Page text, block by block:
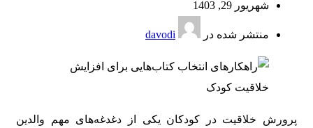
شهریور 29, 1403
منتشر شده در davodi
پرورش خلاقیت در کودکان یکی از دغدغه‌های مهم والدین